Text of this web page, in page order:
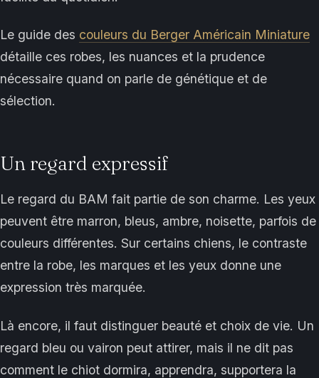
Le guide des couleurs du Berger Américain Miniature
détaille ces robes, les nuances et la prudence
nécessaire quand on parle de génétique et de
sélection.
Un regard expressif
Le regard du BAM fait partie de son charme. Les yeux
peuvent être marron, bleus, ambre, noisette, parfois de
couleurs différentes. Sur certains chiens, le contraste
entre la robe, les marques et les yeux donne une
expression très marquée.
Là encore, il faut distinguer beauté et choix de vie. Un
regard bleu ou vairon peut attirer, mais il ne dit pas
comment le chiot dormira, apprendra, supportera la